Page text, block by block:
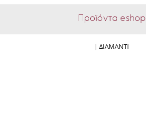
Προϊόντα eshop
| ΔΙΑΜΑΝΤΙ